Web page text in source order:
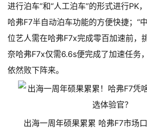
进行泊车”和“人工泊车”的形式进行PK
哈弗F7半自动泊车功能的方便快捷；“
位艺人需在哈弗F7x完成零百加速前，
奈哈弗F7x仅需6.6s便完成了加速任务
依然败下阵来。
出海一周年硕果累累 哈弗F7市场